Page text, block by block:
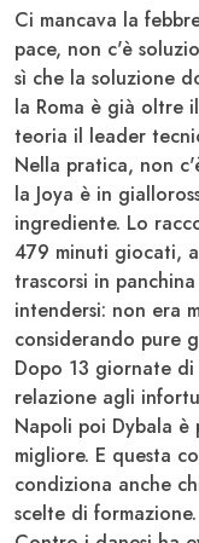
Ci mancava la
pace, non c'è
sì che la soluzione
la Roma è già oltre
teoria il leader
Nella pratica, non
la Joya è in
ingrediente. Lo
479 minuti giocati,
trascorsi in
intendersi: non era
considerando pure
Dopo 13 giornate
relazione agli
Napoli poi Dybala è
migliore. E questa
condiziona anche
scelte di